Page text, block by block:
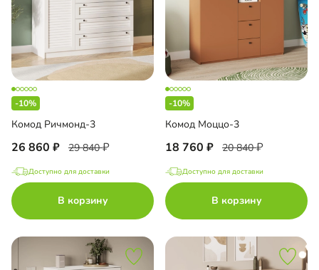
-10%
Комод Ричмонд-3
26 860 29 840
Доступно для доставки
В корзину
-10%
Комод Моццо-3
18 760 20 840
Доступно для доставки
В корзину